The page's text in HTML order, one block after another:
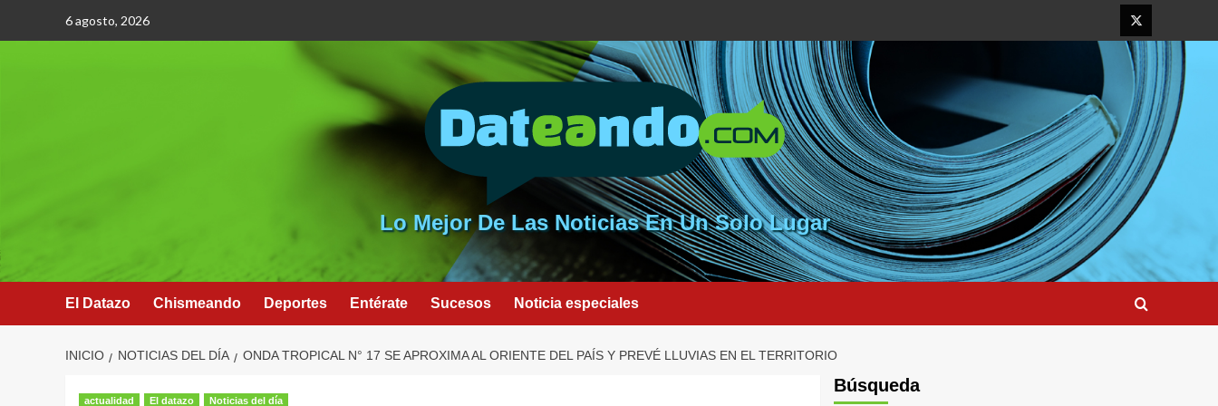
6 agosto, 2026
Elemento
del
menú
Lo Mejor De Las Noticias En Un Solo Lugar
El Datazo Chismeando Deportes Entérate Sucesos Noticia especiales
INICIO NOTICIAS DEL DÍA ONDA TROPICAL N° 17 SE APROXIMA AL ORIENTE DEL PAÍS Y PREVÉ LLUVIAS EN EL TERRITORIO
actualidad El datazo Noticias del día
Búsqueda